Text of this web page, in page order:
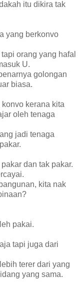
itu dikira tak
yang berkonvo
orang yang hafal
U.
golongan
biasa.
kerana kita
oleh tenaga
jadi tenaga
dan tak pakar.
kita nak
pakai.
tapi juga dari
terer dari yang
yang sama.